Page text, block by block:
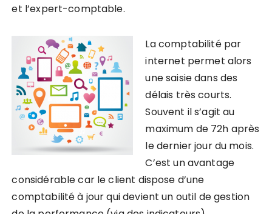
et l’expert-comptable.
La comptabilité par
internet permet alors
une saisie dans des
délais très courts.
Souvent il s’agit au
maximum de 72h après
le dernier jour du mois.
C’est un avantage
considérable car le client dispose d’une
comptabilité à jour qui devient un outil de gestion